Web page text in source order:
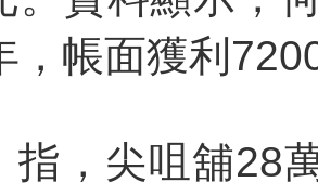
，帳面獲利
指，尖咀舖28